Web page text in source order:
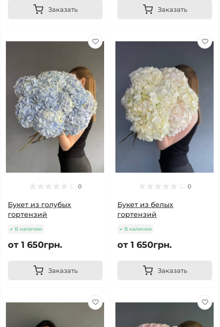
Заказать Заказать
0
Букет из голубых
гортензий
В наличии
от 1 650грн.
Заказать
0
Букет из белых
гортензий
В наличии
от 1 650грн.
Заказать